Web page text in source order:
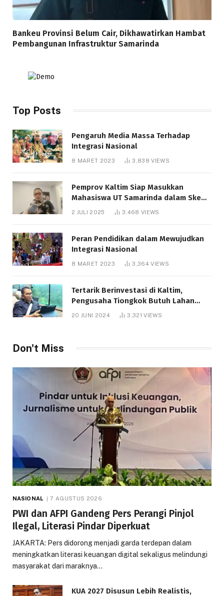
Bankeu Provinsi Belum Cair, Dikhawatirkan Hambat
Pembangunan Infrastruktur Samarinda
Top Posts
Pengaruh Media Massa Terhadap
Integrasi Nasional
8 MARET 2023 3,838VIEWS
Pemprov Kaltim Siap Masukkan
Mahasiswa UT Samarinda dalam Skema
Bantuan Pendidikan Gratispol
2 JULI 2025 3,468 VIEWS
Peran Pendidikan dalam Mewujudkan
Integrasi Nasional
8 MARET 2023 3,364VIEWS
Tertarik Berinvestasi di Kaltim,
Pengusaha Tiongkok Butuh Lahan
1.000 Hektare
20 JUNI 2024 3,321VIEWS
Don't Miss
NASIONAL 7 AGUSTUS 2026
PWI dan AFPI Gandeng Pers Perangi Pinjol
Ilegal, Literasi Pindar Diperkuat
JAKARTA: Pers didorong menjadi garda terdepan dalam
meningkatkan literasi keuangan digital sekaligus melindungi
masyarakat dari maraknya…
KUA 2027 Disusun Lebih Realistis,